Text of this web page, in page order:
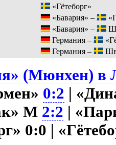
«Гётеборг»
«Бавария» –
«Бавария» –
Германия –
Германия –
(Мюнхен) в
0:2 |
М 2:2 |
0:0 |